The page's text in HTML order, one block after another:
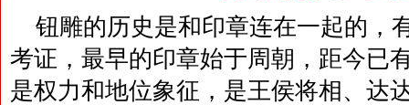
钮雕的历史是和印章连在一起的，
考证，最早的印章始于周朝，距今已
是权力和地位象征，是王侯将相、达